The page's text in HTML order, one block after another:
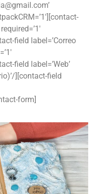
field label=’Correo
field label=’Web’
][contact-field
form]